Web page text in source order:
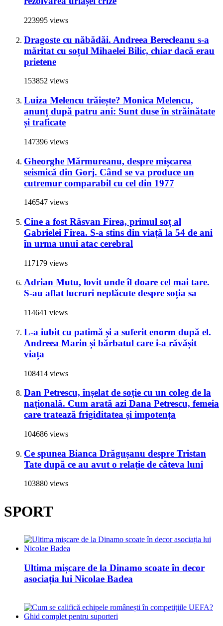
223995 views
Dragoste cu năbădăi. Andreea Berecleanu s-a
măritat cu soțul Mihaelei Bilic, chiar dacă erau
prietene
153852 views
Luiza Melencu trăiește? Monica Melencu,
anunț după patru ani: Sunt duse în străinătate
și traficate
147396 views
Gheorghe Mărmureanu, despre mișcarea
seismică din Gorj. Când se va produce un
cutremur comparabil cu cel din 1977
146547 views
Cine a fost Răsvan Firea, primul soț al
Gabrielei Firea. S-a stins din viață la 54 de ani
în urma unui atac cerebral
117179 views
Adrian Mutu, lovit unde îl doare cel mai tare.
S-au aflat lucruri neplăcute despre soția sa
114641 views
L-a iubit cu patimă și a suferit enorm după el.
Andreea Marin și bărbatul care i-a răvășit
viața
108414 views
Dan Petrescu, înșelat de soție cu un coleg de la
națională. Cum arată azi Dana Petrescu, femeia
care tratează frigiditatea și impotența
104686 views
Ce spunea Bianca Drăgușanu despre Tristan
Tate după ce au avut o relație de câteva luni
103880 views
SPORT
Ultima mișcare de la Dinamo scoate în decor
asociația lui Nicolae Badea